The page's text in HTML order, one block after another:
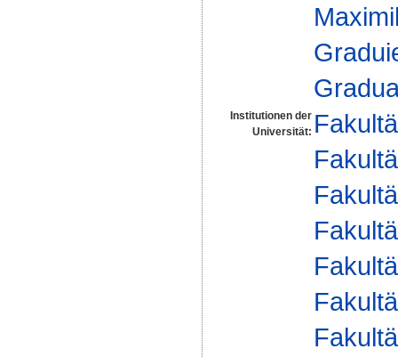
Institutionen der
Universität: